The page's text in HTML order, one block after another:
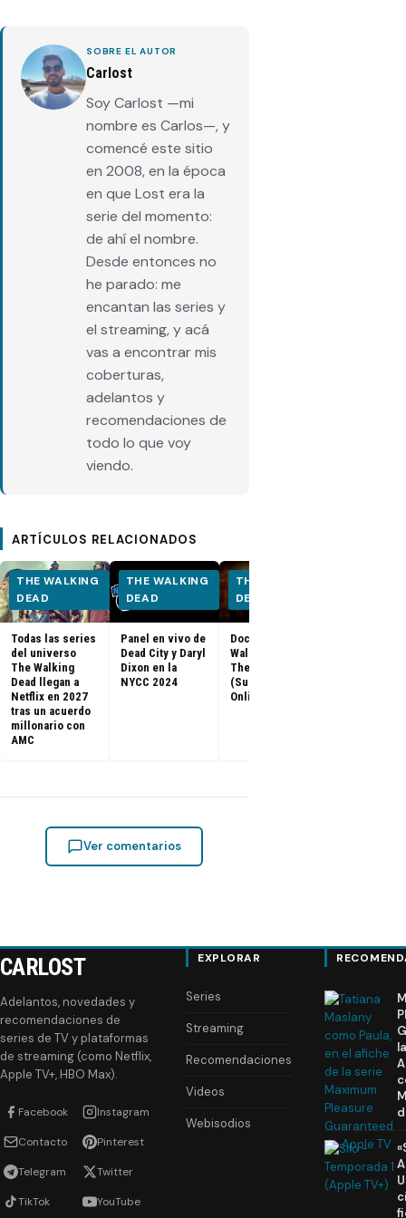
SOBRE EL AUTOR
Carlost
Soy Carlost —mi
nombre es Carlos—, y
comencé este sitio
en 2008, en la época
en que Lost era la
serie del momento:
de ahí el nombre.
Desde entonces no
he parado: me
encantan las series y
el streaming, y acá
vas a encontrar mis
coberturas,
adelantos y
recomendaciones de
todo lo que voy
viendo.
ARTÍCULOS RELACIONADOS
THE WALKING
DEAD
Todas las series
del universo
The Walking
Dead llegan a
Netflix en 2027
tras un acuerdo
millonario con
AMC
THE WALKING
DEAD
Panel en vivo de
Dead City y Daryl
Dixon en la
NYCC 2024
THE WALKING
DEAD
Documental The
Walking Dead:
The Return
(Subtitulado
Online)
Ver comentarios
CARLOST
Adelantos, novedades y
recomendaciones de
series de TV y plataformas
de streaming (como Netflix,
Apple TV+, HBO Max).
Facebook Instagram
Contacto Pinterest
Telegram Twitter
TikTok YouTube
EXPLORAR
Series
Streaming
Recomendaciones
Videos
Webisodios